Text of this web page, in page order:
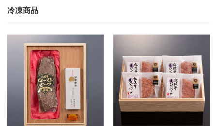
冷凍商品